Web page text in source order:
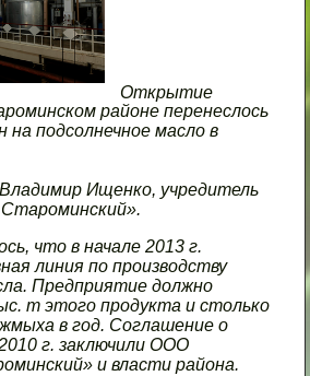
Открытие
районе перенеслось
на подсолнечное масло в
Ищенко, учредитель
что в начале 2013 г.
линия по производству
Предприятие должно
т этого продукта и столько
в год. Соглашение о
г. заключили ООО
и власти района.